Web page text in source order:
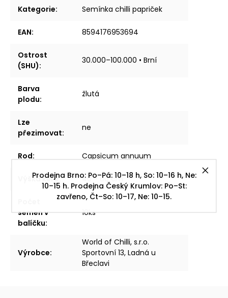
Prodejna Brno: Po–Pá: 10–18 h, So: 10–16 h, Ne:
10–15 h. Prodejna Český Krumlov: Po–St:
zavřeno, Čt–So: 10–17, Ne: 10–15.
Kategorie: Semínka chilli papriček
EAN: 8594176953694
Ostrost
(SHU):
30.000–100.000 • Brní
Barva
plodu:
žlutá
Lze
přezimovat:
ne
Rod: Capsicum annuum
Výška keře: 40 - 60 cm
semen v
balíčku:
10ks
Výrobce:
World of Chilli, s.r.o.
Sportovní 13, Ladná u
Břeclavi